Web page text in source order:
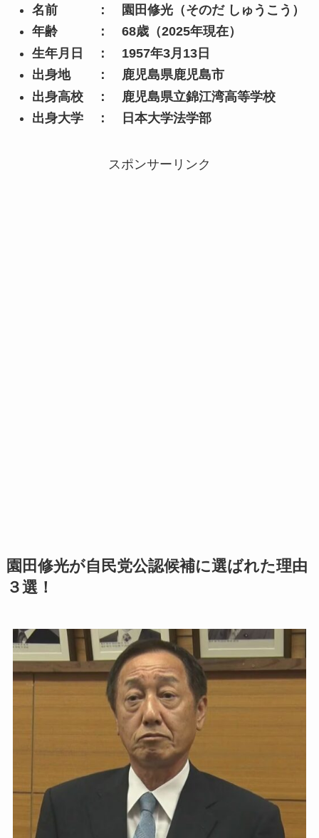
名前 ： 園田修光（そのだ しゅうこう）
年齢 ： 68歳（2025年現在）
生年月日 ： 1957年3月13日
出身地 ： 鹿児島県鹿児島市
出身高校 ： 鹿児島県立錦江湾高等学校
出身大学 ： 日本大学法学部
スポンサーリンク
園田修光が自民党公認候補に選ばれた理由
３選！